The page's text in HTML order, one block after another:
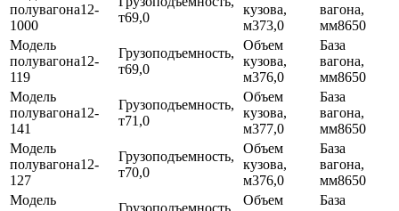
12-
1000
69,0
73,0 8650
12-
119
69,0
76,0 8650
12-
141
71,0
77,0 8650
12-
127
70,0
76,0 8650